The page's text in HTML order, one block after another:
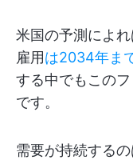
米国の予測によ
雇用は2034年ま
する中でもこの
です。
需要が持続する